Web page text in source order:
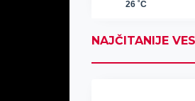
NAJČITANIJE